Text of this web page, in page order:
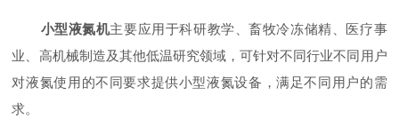
小型液氮机主要应用于科研教学、畜牧冷冻储精、医疗事
业、高机械制造及其他低温研究领域，可针对不同行业不同用户
对液氮使用的不同要求提供小型液氮设备，满足不同用户的需
求。